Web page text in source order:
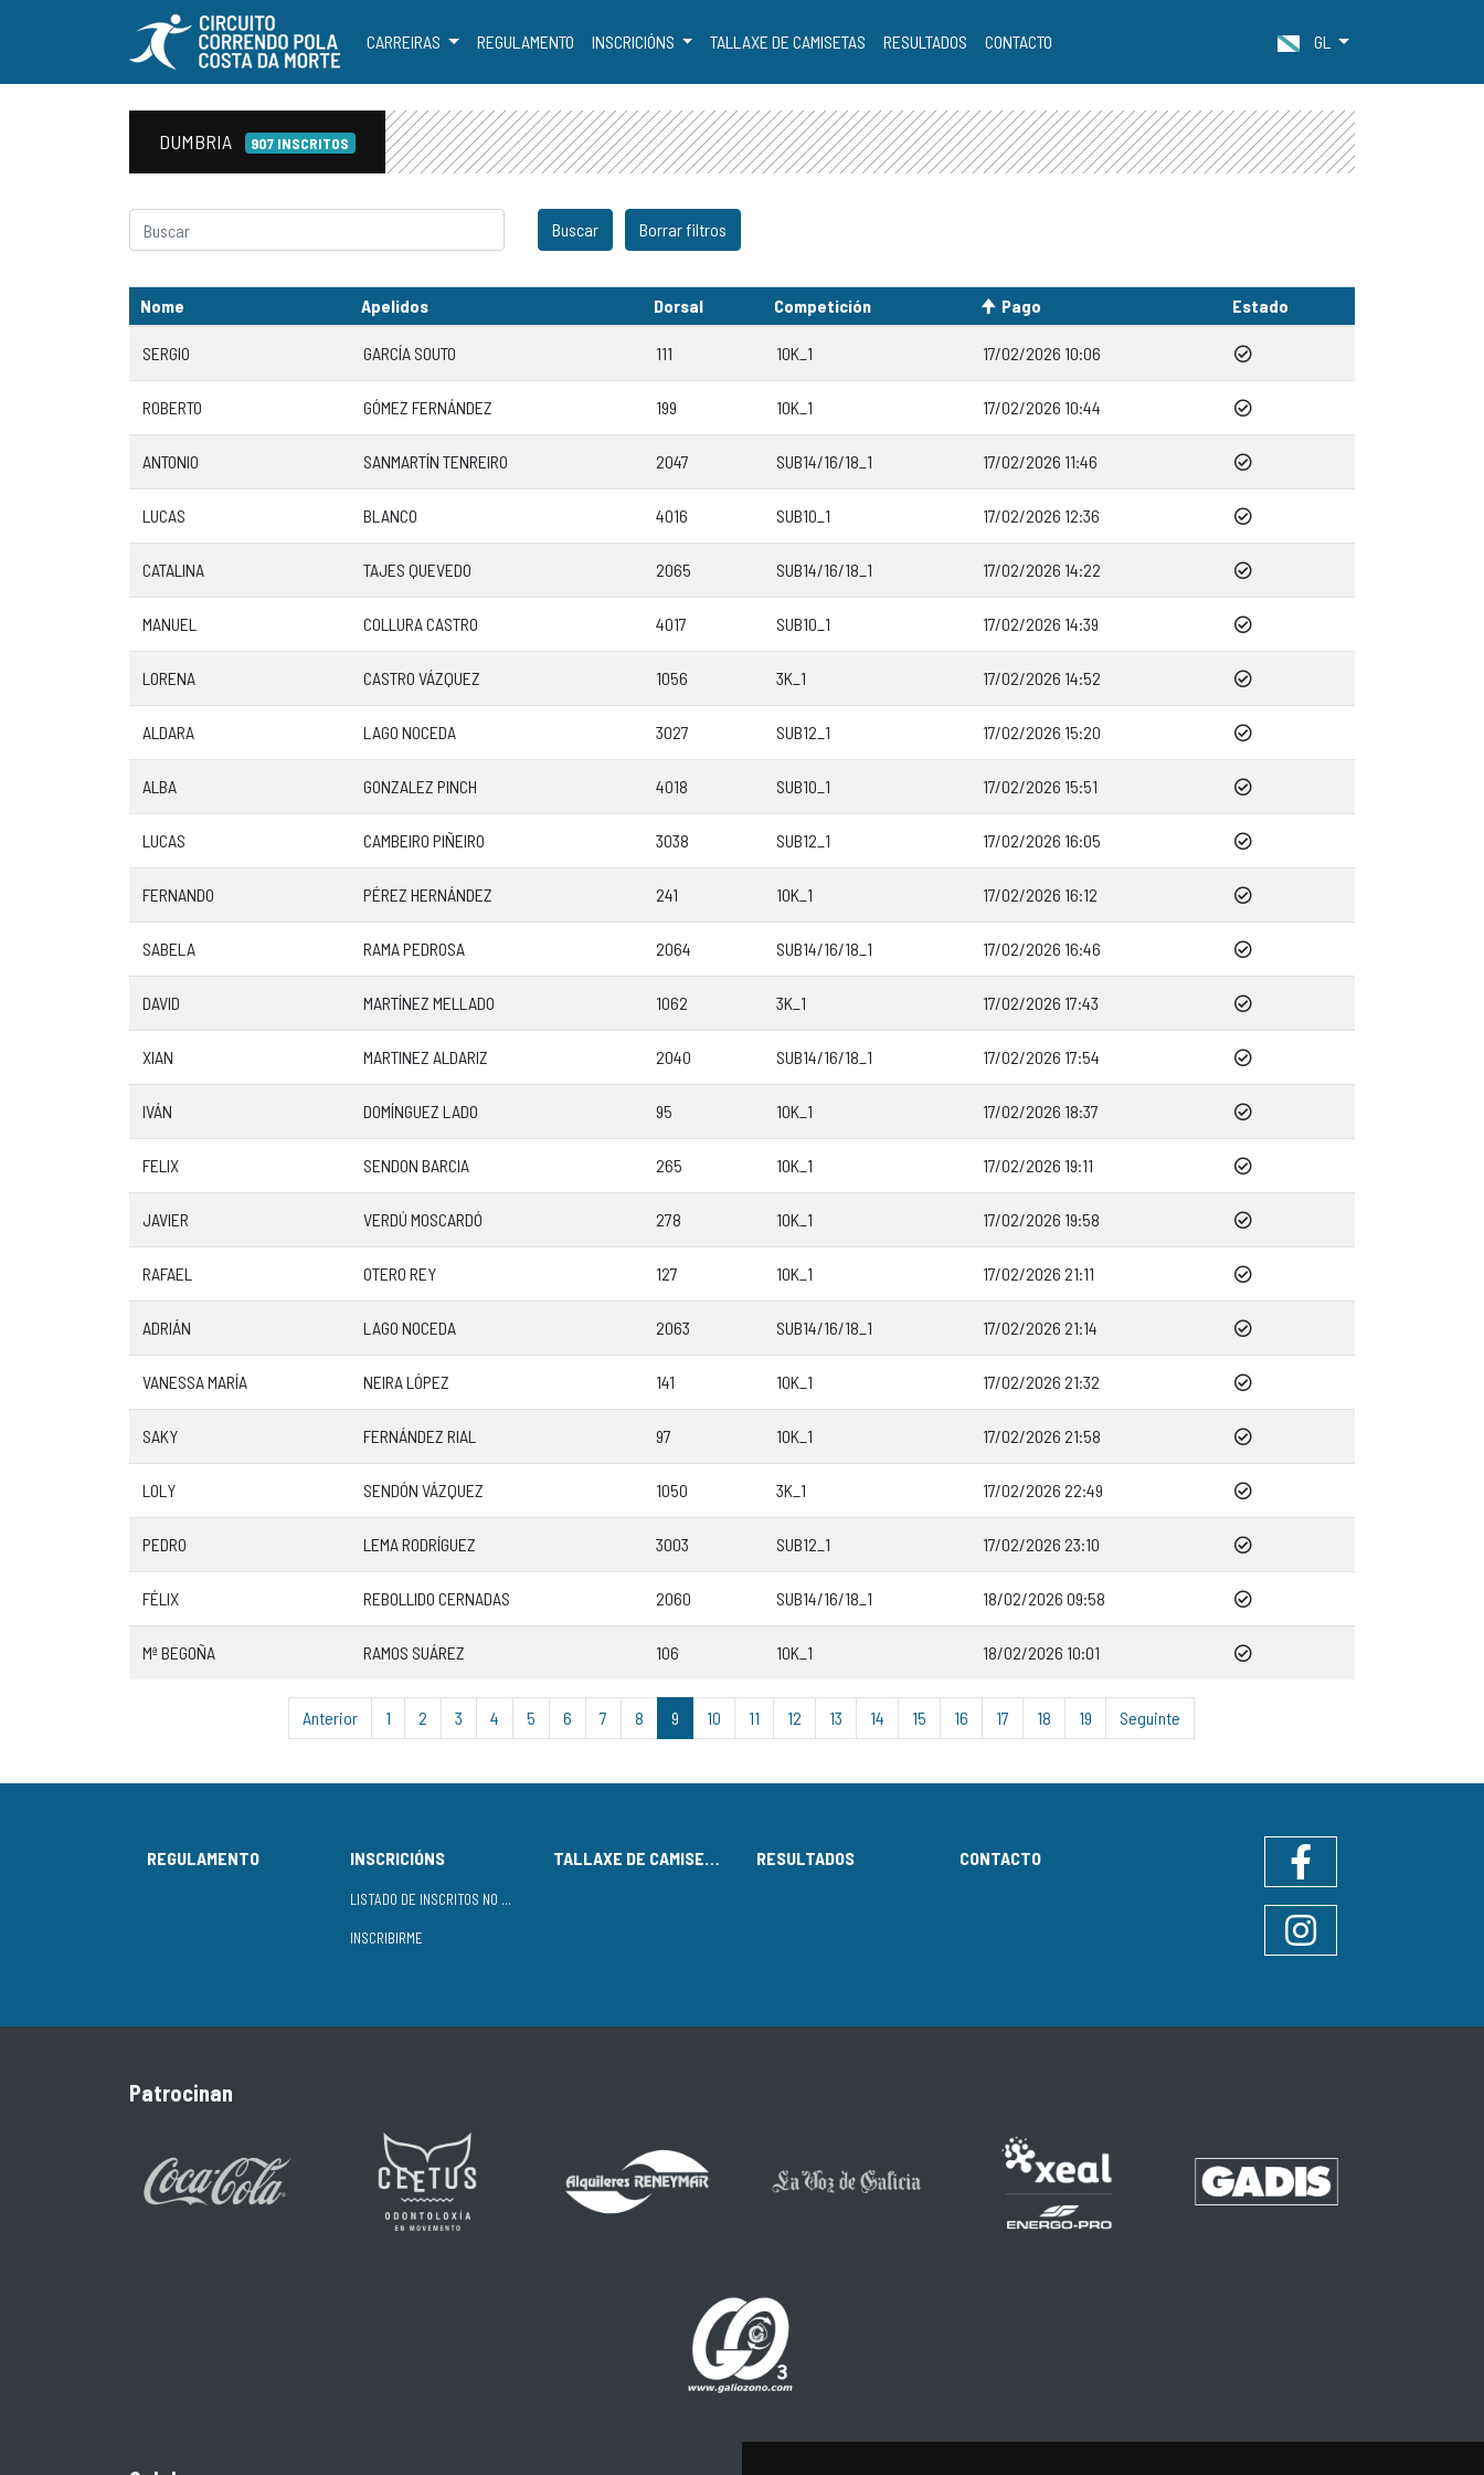
CARREIRAS REGULAMENTO INSCRICIÓNS TALLAXE DE CAMISETAS RESULTADOS CONTACTO GL
DUMBRIA 907 INSCRITOS
Nome Apelidos Dorsal Competición Pago Estado
SERGIO GARCÍA SOUTO 111 10K_1 17/02/2026 10:06
ROBERTO GÓMEZ FERNÁNDEZ 199 10K_1 17/02/2026 10:44
ANTONIO SANMARTÍN TENREIRO 2047 SUB14/16/18_1 17/02/2026 11:46
LUCAS BLANCO 4016 SUB10_1 17/02/2026 12:36
CATALINA TAJES QUEVEDO 2065 SUB14/16/18_1 17/02/2026 14:22
MANUEL COLLURA CASTRO 4017 SUB10_1 17/02/2026 14:39
LORENA CASTRO VÁZQUEZ 1056 3K_1 17/02/2026 14:52
ALDARA LAGO NOCEDA 3027 SUB12_1 17/02/2026 15:20
ALBA GONZALEZ PINCH 4018 SUB10_1 17/02/2026 15:51
LUCAS CAMBEIRO PIÑEIRO 3038 SUB12_1 17/02/2026 16:05
FERNANDO PÉREZ HERNÁNDEZ 241 10K_1 17/02/2026 16:12
SABELA RAMA PEDROSA 2064 SUB14/16/18_1 17/02/2026 16:46
DAVID MARTÍNEZ MELLADO 1062 3K_1 17/02/2026 17:43
XIAN MARTINEZ ALDARIZ 2040 SUB14/16/18_1 17/02/2026 17:54
IVÁN DOMÍNGUEZ LADO 95 10K_1 17/02/2026 18:37
FELIX SENDON BARCIA 265 10K_1 17/02/2026 19:11
JAVIER VERDÚ MOSCARDÓ 278 10K_1 17/02/2026 19:58
RAFAEL OTERO REY 127 10K_1 17/02/2026 21:11
ADRIÁN LAGO NOCEDA 2063 SUB14/16/18_1 17/02/2026 21:14
VANESSA MARÍA NEIRA LÓPEZ 141 10K_1 17/02/2026 21:32
SAKY FERNÁNDEZ RIAL 97 10K_1 17/02/2026 21:58
LOLY SENDÓN VÁZQUEZ 1050 3K_1 17/02/2026 22:49
PEDRO LEMA RODRÍGUEZ 3003 SUB12_1 17/02/2026 23:10
FÉLIX REBOLLIDO CERNADAS 2060 SUB14/16/18_1 18/02/2026 09:58
Mª BEGOÑA RAMOS SUÁREZ 106 10K_1 18/02/2026 10:01
Anterior 1 2 3 4 5 6 7 8 9 10 11 12 13 14 15 16 17 18 19 Seguinte
REGULAMENTO INSCRICIÓNS
LISTADO DE INSCRITOS NO CIRCUÍTO
INSCRIBIRME
TALLAXE DE CAMISETAS RESULTADOS CONTACTO
Instagram
Patrocinan